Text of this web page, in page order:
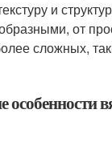
и
от
сложных,
особенности